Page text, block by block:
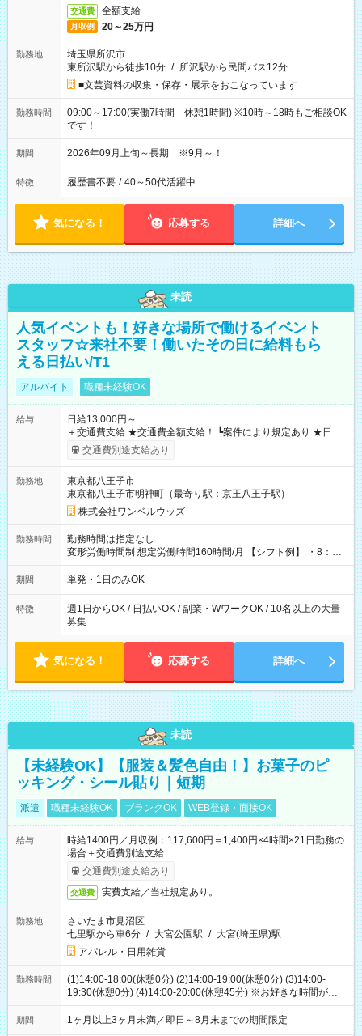
交通費 全額支給
月収例 20～25万円
勤務地
埼玉県所沢市
東所沢駅から徒歩10分 / 所沢駅から民間バス12分
■文芸資料の収集・保存・展示をおこなっています
勤務時間
09:00～17:00(実働7時間 休憩1時間) ※10時～18時もご相談OK
です！
期間 2026年09月上旬～長期 ※9月～！
特徴 履歴書不要 / 40～50代活躍中
気になる！ 応募する 詳細へ
未読
人気イベントも！好きな場所で働けるイベント
スタッフ☆来社不要！働いたその日に給料もら
える日払い/T1
アルバイト 職種未経験OK
給与
日給13,000円～
＋交通費支給 ★交通費全額支給！ ┗案件により規定あり ★日払
いOK！（規定あり） ┗働いたその日に現金GET♪ お仕事後はコ
ンビニATMから 日払い分を引き落とせます！ 【試用期間】試
交通費別途支給あり
勤務地
東京都八王子市
東京都八王子市明神町（最寄り駅：京王八王子駅）
株式会社ワンベルウッズ
勤務時間
勤務時間は指定なし
変形労働時間制 想定労働時間160時間/月 【シフト例】 ・8：00
～21：00
期間 単発・1日のみOK
特徴
週1日からOK / 日払いOK / 副業・WワークOK / 10名以上の大量
募集
気になる！ 応募する 詳細へ
未読
【未経験OK】【服装＆髪色自由！】お菓子のピ
ッキング・シール貼り｜短期
派遣 職種未経験OK ブランクOK WEB登録・面接OK
給与
時給1400円／月収例：117,600円＝1,400円×4時間×21日勤務の
場合＋交通費別途支給
交通費別途支給あり
交通費 実費支給／当社規定あり。
勤務地
さいたま市見沼区
七里駅から車6分 / 大宮公園駅 / 大宮(埼玉県)駅
アパレル・日用雑貨
勤務時間
(1)14:00-18:00(休憩0分) (2)14:00-19:00(休憩0分) (3)14:00-
19:30(休憩0分) (4)14:00-20:00(休憩45分) ※お好きな時間が選べ
ます
期間 1ヶ月以上3ヶ月未満／即日～8月末までの期間限定